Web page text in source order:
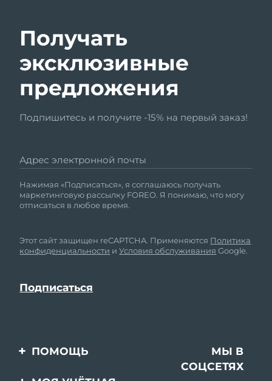
Получать
эксклюзивные
предложения
Подпишитесь и получите -15% на первый заказ!
Адрес электронной почты
Нажимая «Подписаться», я соглашаюсь получать
маркетинговую рассылку FOREO. Я понимаю, что могу
отписаться в любое время.
Этот сайт защищен reCAPTCHA. Применяются Политика
конфиденциальности иУсловия обслуживания Google.
ПОМОЩЬ
Свяжитесь с нами
МЫ В
СОЦСЕТЯХ